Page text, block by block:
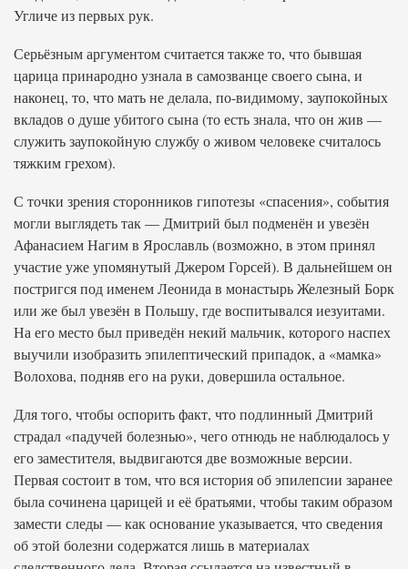
Угличе из первых рук.
Серьёзным аргументом считается также то, что бывшая
царица принародно узнала в самозванце своего сына, и
наконец, то, что мать не делала, по-видимому, заупокойных
вкладов о душе убитого сына (то есть знала, что он жив —
служить заупокойную службу о живом человеке считалось
тяжким грехом).
С точки зрения сторонников гипотезы «спасения», события
могли выглядеть так — Дмитрий был подменён и увезён
Афанасием Нагим в Ярославль (возможно, в этом принял
участие уже упомянутый Джером Горсей). В дальнейшем он
постригся под именем Леонида в монастырь Железный Борк
или же был увезён в Польшу, где воспитывался иезуитами.
На его место был приведён некий мальчик, которого наспех
выучили изобразить эпилептический припадок, а «мамка»
Волохова, подняв его на руки, довершила остальное.
Для того, чтобы оспорить факт, что подлинный Дмитрий
страдал «падучей болезнью», чего отнюдь не наблюдалось у
его заместителя, выдвигаются две возможные версии.
Первая состоит в том, что вся история об эпилепсии заранее
была сочинена царицей и её братьями, чтобы таким образом
замести следы — как основание указывается, что сведения
об этой болезни содержатся лишь в материалах